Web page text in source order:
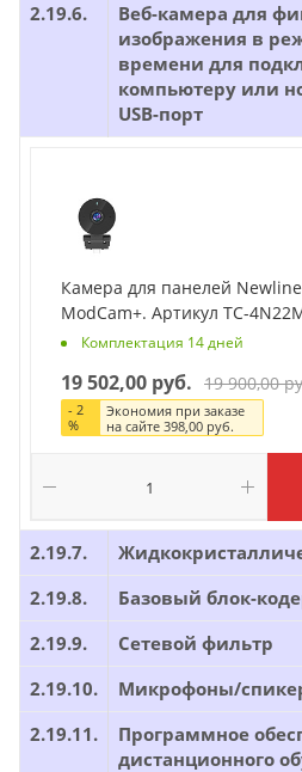
2.19.6.
Веб-камера для
изображения в
времени для
компьютеру или
USB-порт
Камера для панелей
ModCam+. Артикул TC-
Комплектация 14 дней
19 502,00 руб. 19 900,00
- 2
%
Экономия при заказе
на сайте398,00 руб.
2.19.7.
2.19.8.
Базовый блок-
2.19.9.
Сетевой фильтр
2.19.10.
Микрофоны/
2.19.11.
Программное
дистанционного